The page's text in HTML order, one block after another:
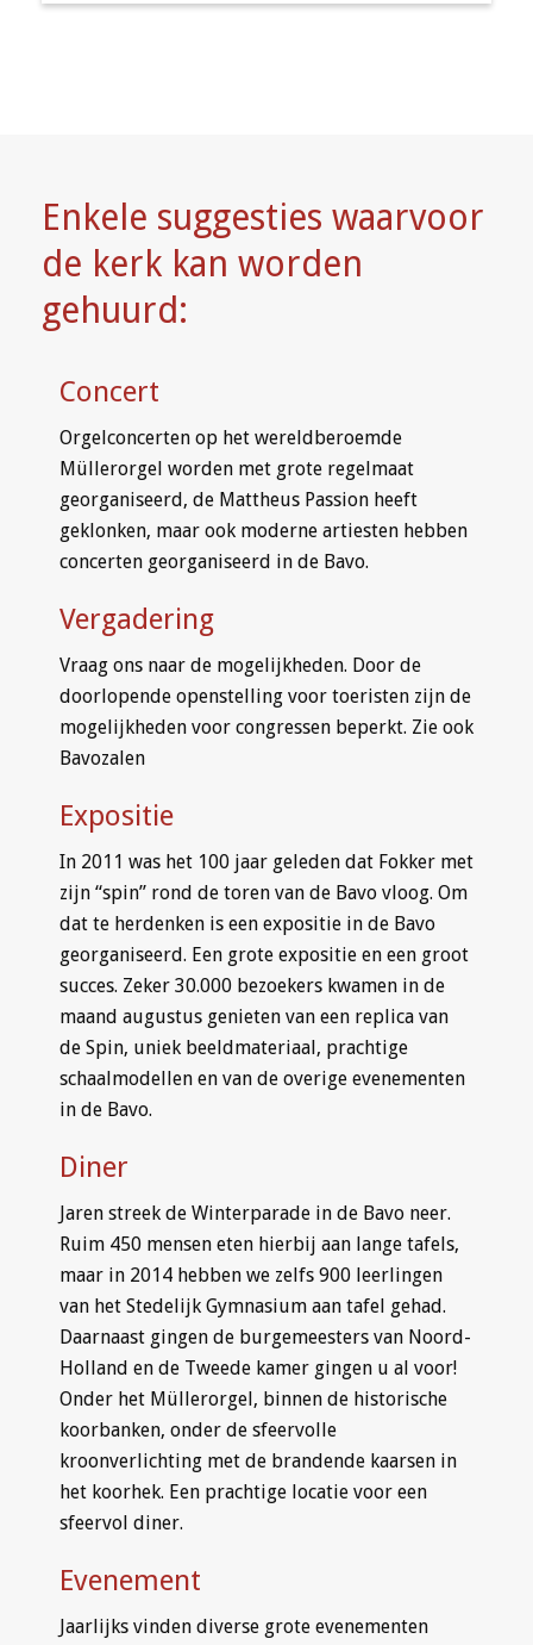
Enkele suggesties waarvoor
de kerk kan worden
gehuurd:
Concert
Orgelconcerten op het wereldberoemde
Müllerorgel worden met grote regelmaat
georganiseerd, de Mattheus Passion heeft
geklonken, maar ook moderne artiesten hebben
concerten georganiseerd in de Bavo.
Vergadering
Vraag ons naar de mogelijkheden. Door de
doorlopende openstelling voor toeristen zijn de
mogelijkheden voor congressen beperkt. Zie ook
Bavozalen
Expositie
In 2011 was het 100 jaar geleden dat Fokker met
zijn “spin” rond de toren van de Bavo vloog. Om
dat te herdenken is een expositie in de Bavo
georganiseerd. Een grote expositie en een groot
succes. Zeker 30.000 bezoekers kwamen in de
maand augustus genieten van een replica van
de Spin, uniek beeldmateriaal, prachtige
schaalmodellen en van de overige evenementen
in de Bavo.
Diner
Jaren streek de Winterparade in de Bavo neer.
Ruim 450 mensen eten hierbij aan lange tafels,
maar in 2014 hebben we zelfs 900 leerlingen
van het Stedelijk Gymnasium aan tafel gehad.
Daarnaast gingen de burgemeesters van Noord-
Holland en de Tweede kamer gingen u al voor!
Onder het Müllerorgel, binnen de historische
koorbanken, onder de sfeervolle
kroonverlichting met de brandende kaarsen in
het koorhek. Een prachtige locatie voor een
sfeervol diner.
Evenement
Jaarlijks vinden diverse grote evenementen